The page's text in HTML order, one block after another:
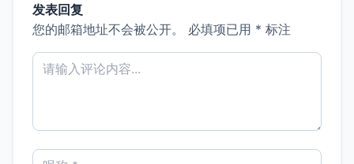
发表回复
您的邮箱地址不会被公开。
必填项已用 * 标注